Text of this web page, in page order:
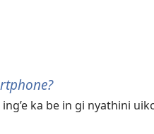
ka be in gi nyathini